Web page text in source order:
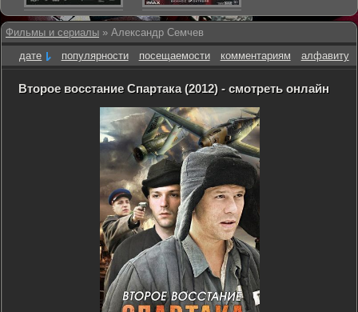
Фильмы и сериалы » Александр Семчев
дате
популярности посещаемости комментариям алфавиту
Второе восстание Спартака (2012) - смотреть онлайн